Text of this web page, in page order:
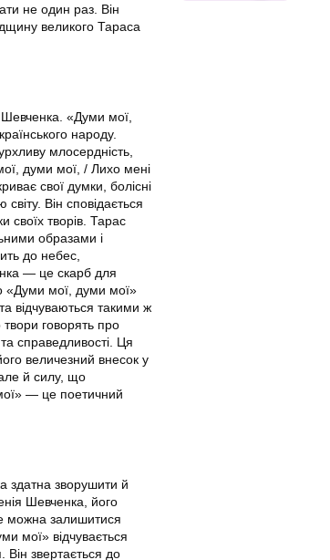
не один раз. Він
великого Тараса
«Думи мої,
народу.
млосердність,
думи мої, / Лихо мені
свої думки, болісні
Він сповідається
творів. Тарас
образами і
до небес,
— це скарб для
«Думи мої, думи мої»
відчуваються такими ж
говорять про
справедливості. Ця
величезний внесок у
але й силу, що
— це поетичний
здатна зворушити й
Шевченка, його
можна залишитися
мої» відчувається
звертається до